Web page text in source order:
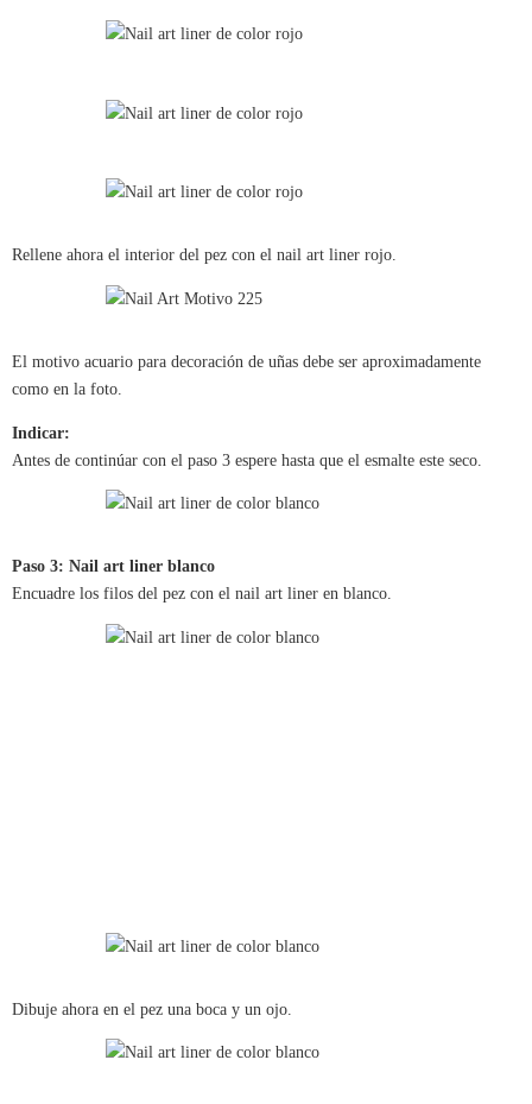
Rellene ahora el interior del pez con el nail art liner rojo.
El motivo acuario para decoración de uñas debe ser aproximadamente
como en la foto.
Indicar:
Antes de continúar con el paso 3 espere hasta que el esmalte este seco.
Paso 3: Nail art liner blanco
Encuadre los filos del pez con el nail art liner en blanco.
Dibuje ahora en el pez una boca y un ojo.